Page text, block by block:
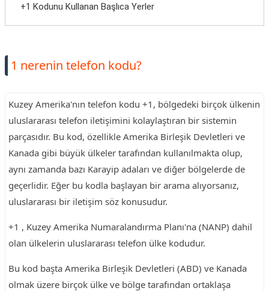
+1 Kodunu Kullanan Başlıca Yerler
1 nerenin telefon kodu?
Kuzey Amerika'nın telefon kodu +1, bölgedeki birçok ülkenin
uluslararası telefon iletişimini kolaylaştıran bir sistemin
parçasıdır. Bu kod, özellikle Amerika Birleşik Devletleri ve
Kanada gibi büyük ülkeler tarafından kullanılmakta olup,
aynı zamanda bazı Karayip adaları ve diğer bölgelerde de
geçerlidir. Eğer bu kodla başlayan bir arama alıyorsanız,
uluslararası bir iletişim söz konusudur.
+1 , Kuzey Amerika Numaralandırma Planı'na (NANP) dahil
olan ülkelerin uluslararası telefon ülke kodudur.
Bu kod başta Amerika Birleşik Devletleri (ABD) ve Kanada
olmak üzere birçok ülke ve bölge tarafından ortaklaşa